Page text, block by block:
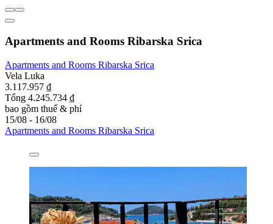
Apartments and Rooms Ribarska Srica
Apartments and Rooms Ribarska Srica
Vela Luka
3.117.957 ₫
Tổng 4.245.734 ₫
bao gồm thuế & phí
15/08 - 16/08
Apartments and Rooms Ribarska Srica